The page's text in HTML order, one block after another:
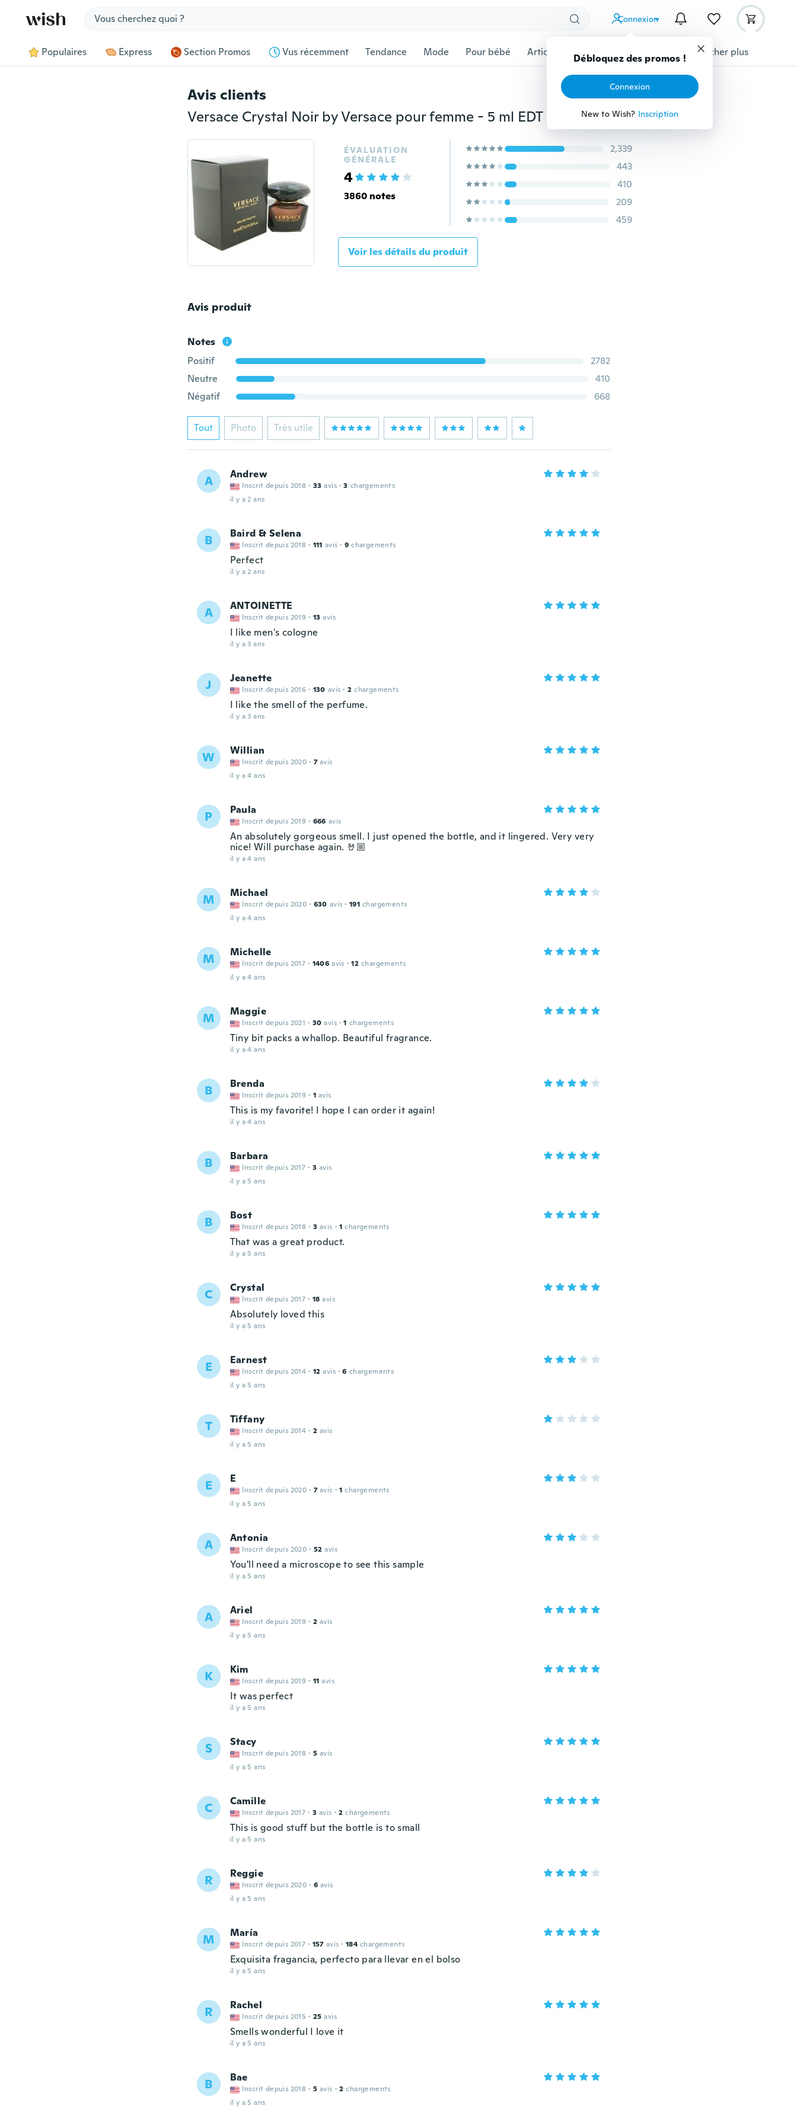
Connexion
Débloquez des promos !
Connexion
New to Wish? Inscription
Populaires Express Section Promos Vus récemment Tendance Mode Pour bébé Articles pour animaux domestiques Afficher plus
Avis clients
Versace Crystal Noir by Versace pour femme - 5 ml EDT Splash (Mini)
ÉVALUATION
GÉNÉRALE
4
3860 notes
2,339
443
410
209
459
Voir les détails du produit
Avis produit
Notes
Positif
2782
Neutre
410
Négatif
668
Tout Photo Très utile
A Andrew
Inscrit depuis 2018 · 33 avis · 3 chargements
il y a 2 ans
B Baird & Selena
Inscrit depuis 2018 · 111 avis · 9 chargements
Perfect
il y a 2 ans
A ANTOINETTE
Inscrit depuis 2019 · 13 avis
I like men's cologne
il y a 3 ans
J Jeanette
Inscrit depuis 2016 · 130 avis · 2 chargements
I like the smell of the perfume.
il y a 3 ans
W Willian
Inscrit depuis 2020 · 7 avis
il y a 4 ans
P Paula
Inscrit depuis 2019 · 666 avis
An absolutely gorgeous smell. I just opened the bottle, and it lingered. Very very
nice! Will purchase again. 🤘🏼
il y a 4 ans
M Michael
Inscrit depuis 2020 · 630 avis · 191 chargements
il y a 4 ans
M Michelle
Inscrit depuis 2017 · 1406 avis · 12 chargements
il y a 4 ans
M Maggie
Inscrit depuis 2021 · 30 avis · 1 chargements
Tiny bit packs a whallop. Beautiful fragrance.
il y a 4 ans
B Brenda
Inscrit depuis 2019 · 1 avis
This is my favorite! I hope I can order it again!
il y a 4 ans
B Barbara
Inscrit depuis 2017 · 3 avis
il y a 5 ans
B Bost
Inscrit depuis 2018 · 3 avis · 1 chargements
That was a great product.
il y a 5 ans
C Crystal
Inscrit depuis 2017 · 18 avis
Absolutely loved this
il y a 5 ans
E Earnest
Inscrit depuis 2014 · 12 avis · 6 chargements
il y a 5 ans
T Tiffany
Inscrit depuis 2014 · 2 avis
il y a 5 ans
E E
Inscrit depuis 2020 · 7 avis · 1 chargements
il y a 5 ans
A Antonia
Inscrit depuis 2020 · 52 avis
You'll need a microscope to see this sample
il y a 5 ans
A Ariel
Inscrit depuis 2019 · 2 avis
il y a 5 ans
K Kim
Inscrit depuis 2019 · 11 avis
It was perfect
il y a 5 ans
S Stacy
Inscrit depuis 2018 · 5 avis
il y a 5 ans
C Camille
Inscrit depuis 2017 · 3 avis · 2 chargements
This is good stuff but the bottle is to small
il y a 5 ans
R Reggie
Inscrit depuis 2020 · 6 avis
il y a 5 ans
M María
Inscrit depuis 2017 · 157 avis · 184 chargements
Exquisita fragancia, perfecto para llevar en el bolso
il y a 5 ans
R Rachel
Inscrit depuis 2015 · 25 avis
Smells wonderful I love it
il y a 5 ans
B Bae
Inscrit depuis 2018 · 5 avis · 2 chargements
il y a 5 ans